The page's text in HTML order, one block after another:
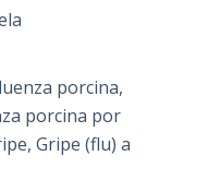
porcina,
porcina por
Gripe (flu) a